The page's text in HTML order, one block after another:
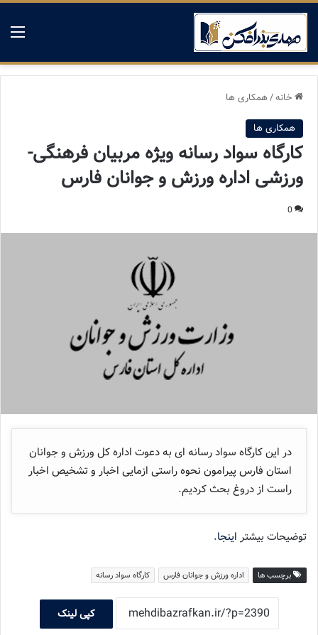
خانه/همکاری ها
همکاری ها
کارگاه سواد رسانه ویژه مربیان فرهنگی-
ورزشی اداره ورزش و جوانان فارس
0
در این کارگاه سواد رسانه ای به دعوت اداره کل ورزش و جوانان
استان فارس پیرامون نحوه راستی ازمایی اخبار و تشخیص اخبار
راست از دروغ بحث کردیم.
توضیحات بیشتر اینجا.
برچسب ها اداره ورزش و جوانان فارس کارگاه سواد رسانه
کپی لینک